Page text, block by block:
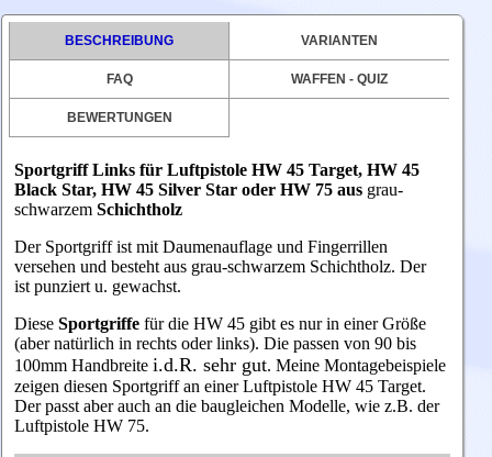
BESCHREIBUNG VARIANTEN
FAQ WAFFEN - QUIZ
BEWERTUNGEN
Sportgriff Links für Luftpistole HW 45 Target, HW 45
Black Star, HW 45 Silver Star oder HW 75 aus grau-
schwarzem Schichtholz
Der Sportgriff ist mit Daumenauflage und Fingerrillen
versehen und besteht aus grau-schwarzem Schichtholz. Der
ist punziert u. gewachst.
Diese Sportgriffe für die HW 45 gibt es nur in einer Größe
(aber natürlich in rechts oder links). Die passen von 90 bis
100mm Handbreite i.d.R. sehr gut. Meine Montagebeispiele
zeigen diesen Sportgriff an einer Luftpistole HW 45 Target.
Der passt aber auch an die baugleichen Modelle, wie z.B. der
Luftpistole HW 75.